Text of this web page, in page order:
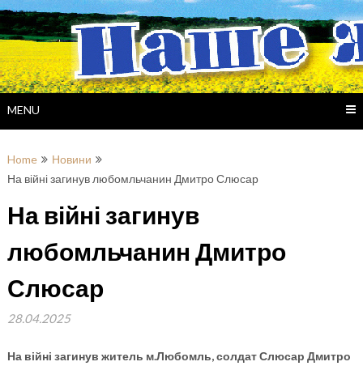
Skip
to
content
MENU
Home
Новини
На війні загинув любомльчанин Дмитро Слюсар
На війні загинув
любомльчанин Дмитро
Слюсар
28.04.2025
На війні загинув житель м.Любомль, солдат Слюсар Дмитро